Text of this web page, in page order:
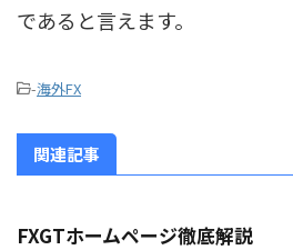
であると言えます。
-海外FX
関連記事
FXGTホームページ徹底解説